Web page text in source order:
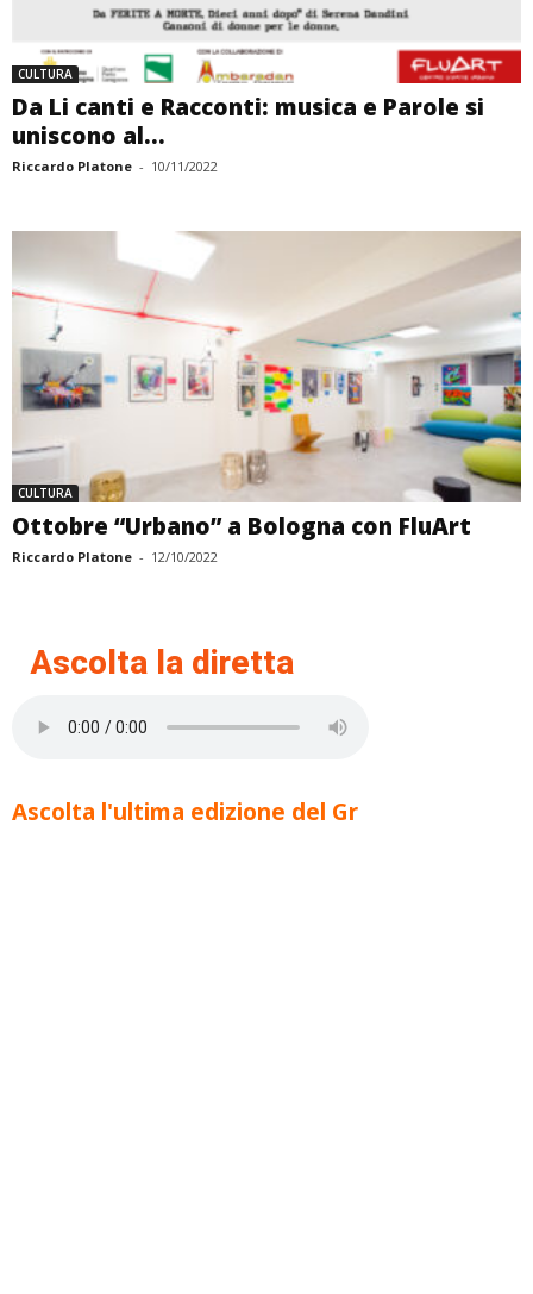
CULTURA
Da Li canti e Racconti: musica e Parole si
uniscono al...
Riccardo Platone - 10/11/2022
CULTURA
Ottobre “Urbano” a Bologna con FluArt
Riccardo Platone - 12/10/2022
Ascolta la diretta
Ascolta l'ultima edizione del Gr